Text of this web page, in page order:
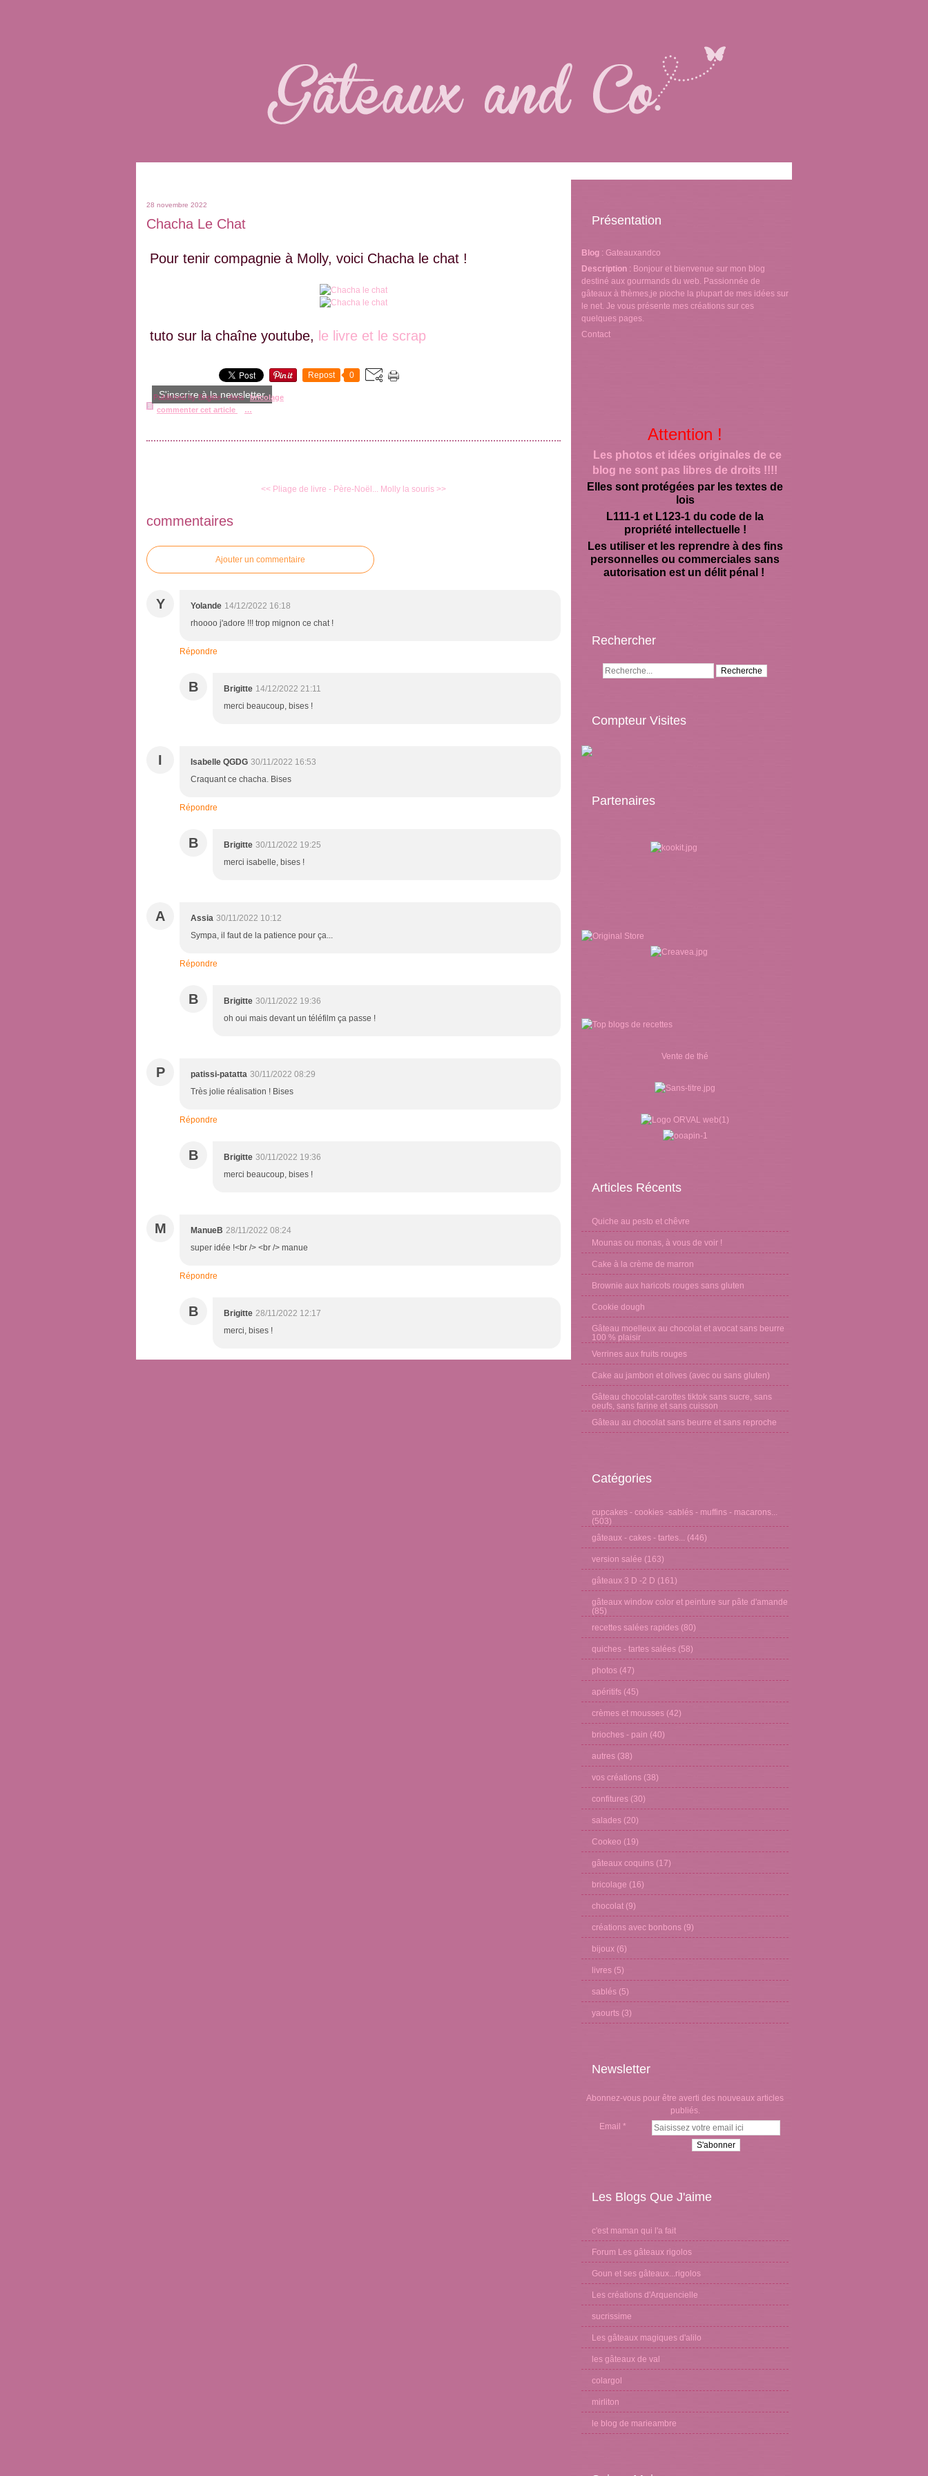
28 novembre 2022
Chacha Le Chat
Pour tenir compagnie à Molly, voici Chacha le chat !
tuto sur la chaîne youtube, le livre et le scrap
Repost 0
S'inscrire à la newsletter
Published by Brigitte -dans bricolage
commenter cet article
…
<< Pliage de livre - Père-Noël... Molly la souris >>
commentaires
Ajouter un commentaire
Y Yolande 14/12/2022 16:18
rhoooo j'adore !!! trop mignon ce chat !
Répondre
B Brigitte 14/12/2022 21:11
merci beaucoup, bises !
I Isabelle QGDG 30/11/2022 16:53
Craquant ce chacha. Bises
Répondre
B Brigitte 30/11/2022 19:25
merci isabelle, bises !
A Assia 30/11/2022 10:12
Sympa, il faut de la patience pour ça...
Répondre
B Brigitte 30/11/2022 19:36
oh oui mais devant un téléfilm ça passe !
P patissi-patatta 30/11/2022 08:29
Très jolie réalisation ! Bises
Répondre
B Brigitte 30/11/2022 19:36
merci beaucoup, bises !
M ManueB 28/11/2022 08:24
super idée !<br /> <br /> manue
Répondre
B Brigitte 28/11/2022 12:17
merci, bises !
Présentation
Blog : Gateauxandco
Description : Bonjour et bienvenue sur mon blog
destiné aux gourmands du web. Passionnée de
gâteaux à thèmes,je pioche la plupart de mes idées sur
le net. Je vous présente mes créations sur ces
quelques pages.
Contact
Attention !
Les photos et idées originales de ce
blog ne sont pas libres de droits !!!!
Elles sont protégées par les textes de
lois
L111-1 et L123-1 du code de la
propriété intellectuelle !
Les utiliser et les reprendre à des fins
personnelles ou commerciales sans
autorisation est un délit pénal !
Rechercher
Compteur Visites
Partenaires
Vente de thé
Articles Récents
Quiche au pesto et chêvre
Mounas ou monas, à vous de voir !
Cake à la crème de marron
Brownie aux haricots rouges sans gluten
Cookie dough
Gâteau moelleux au chocolat et avocat sans beurre
100 % plaisir
Verrines aux fruits rouges
Cake au jambon et olives (avec ou sans gluten)
Gâteau chocolat-carottes tiktok sans sucre, sans
oeufs, sans farine et sans cuisson
Gâteau au chocolat sans beurre et sans reproche
Catégories
cupcakes - cookies -sablés - muffins - macarons...
(503)
gâteaux - cakes - tartes... (446)
version salée (163)
gâteaux 3 D -2 D (161)
gâteaux window color et peinture sur pâte d'amande
(85)
recettes salées rapides (80)
quiches - tartes salées (58)
photos (47)
apéritifs (45)
crèmes et mousses (42)
brioches - pain (40)
autres (38)
vos créations (38)
confitures (30)
salades (20)
Cookeo (19)
gâteaux coquins (17)
bricolage (16)
chocolat (9)
créations avec bonbons (9)
bijoux (6)
livres (5)
sablés (5)
yaourts (3)
Newsletter
Abonnez-vous pour être averti des nouveaux articles
publiés.
Email
Les Blogs Que J'aime
c'est maman qui l'a fait
Forum Les gâteaux rigolos
Goun et ses gâteaux...rigolos
Les créations d'Arquencielle
sucrissime
Les gâteaux magiques d'alilo
les gâteaux de val
colargol
mirliton
le blog de marieambre